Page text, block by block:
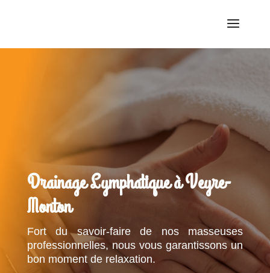
Drainage Lymphatique à Veyre-
Monton
Fort du savoir-faire de nos masseuses
professionnelles, nous vous garantissons un
bon moment de relaxation.